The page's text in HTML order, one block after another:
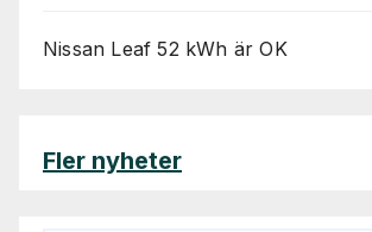
Nissan Leaf 52 kWh är OK
Fler nyheter